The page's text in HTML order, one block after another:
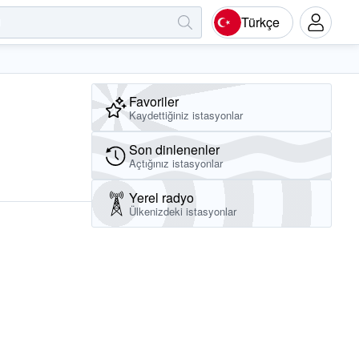
Türkçe
Favoriler
Kaydettiğiniz istasyonlar
Son dinlenenler
Açtığınız istasyonlar
Yerel radyo
Ülkenizdeki istasyonlar